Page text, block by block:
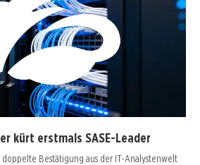
kürt erstmals SASE-Leader
Bestätigung aus der IT-Analystenwelt